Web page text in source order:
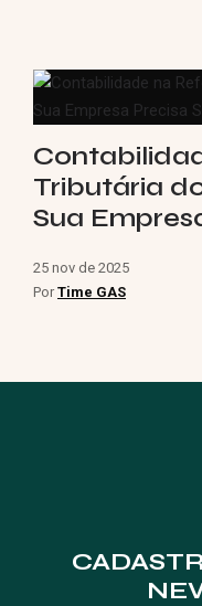
Tributária
Sua
25 nov de 2025
Por Time GAS